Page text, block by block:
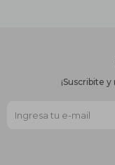
¡Suscribite